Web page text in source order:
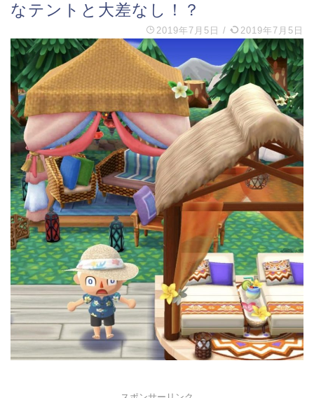
なテントと大差なし！？
2019年7月5日 / 2019年7月5日